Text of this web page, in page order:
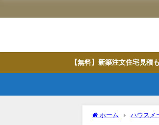
【無料】新築注文住宅見積
ホーム ハウスメ